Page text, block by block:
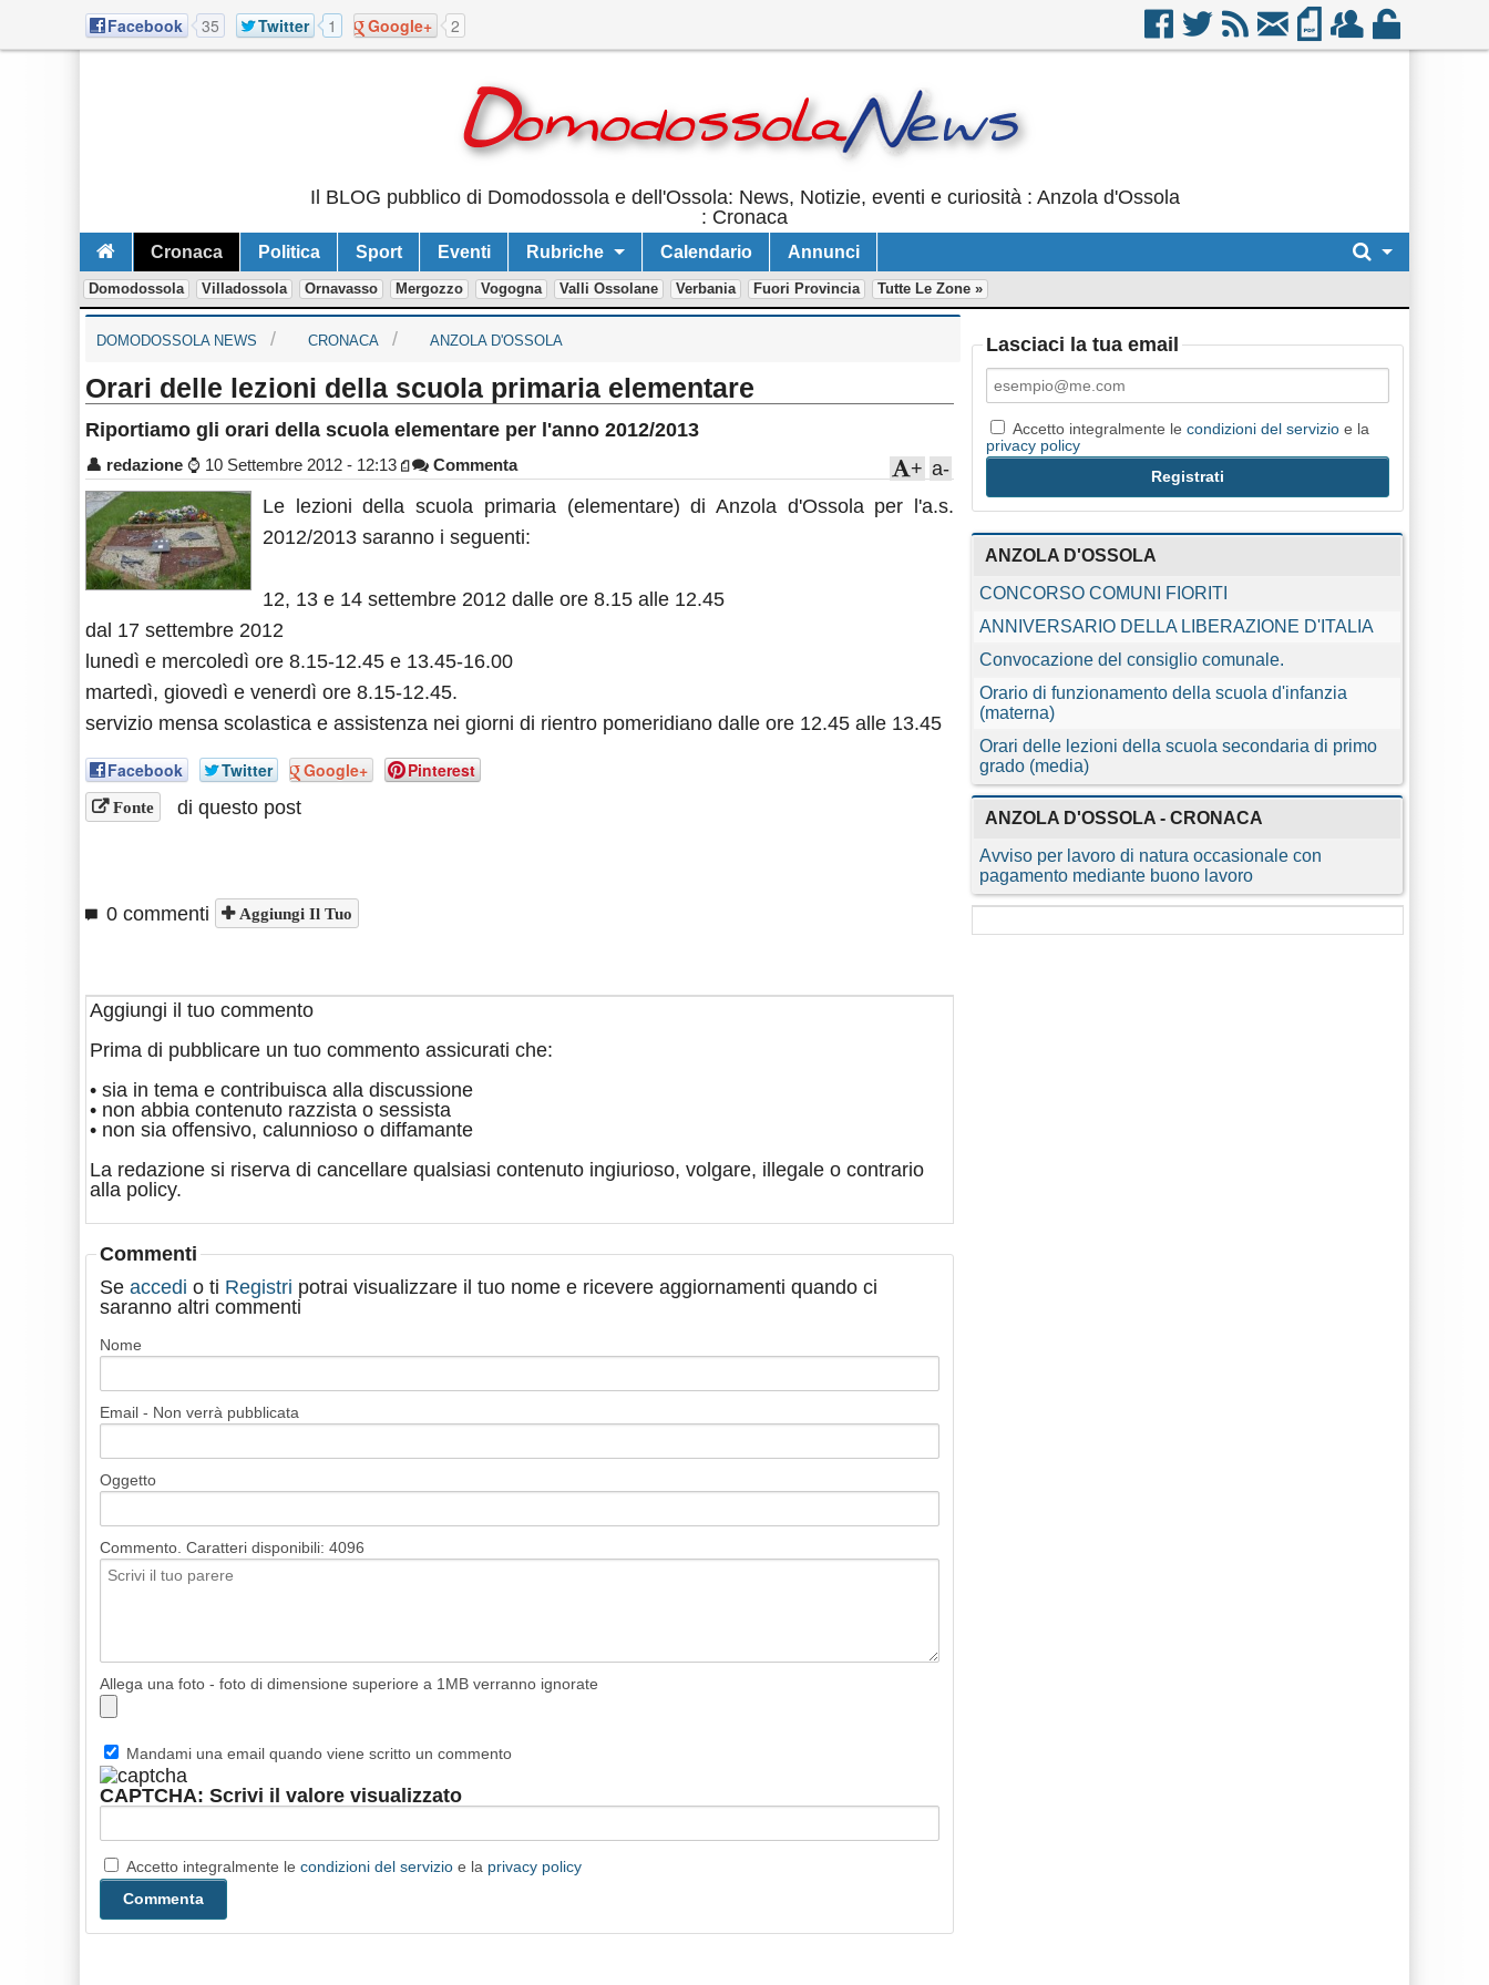
Facebook 35 Twitter 1 Google+ 2
Il BLOG pubblico di Domodossola e dell'Ossola: News, Notizie, eventi e curiosità : Anzola d'Ossola
: Cronaca
Cronaca Politica Sport Eventi Rubriche Calendario Annunci
Domodossola Villadossola Ornavasso Mergozzo Vogogna Valli Ossolane Verbania Fuori Provincia Tutte Le Zone »
DOMODOSSOLA NEWS CRONACA ANZOLA D'OSSOLA
Orari delle lezioni della scuola primaria elementare
Riportiamo gli orari della scuola elementare per l'anno 2012/2013
👤 redazione ⌚ 10 Settembre 2012 - 12:13 Commenta a-
+
Le lezioni della scuola primaria (elementare) di Anzola d'Ossola per l'a.s.
2012/2013 saranno i seguenti:
12, 13 e 14 settembre 2012 dalle ore 8.15 alle 12.45
dal 17 settembre 2012
lunedì e mercoledì ore 8.15-12.45 e 13.45-16.00
martedì, giovedì e venerdì ore 8.15-12.45.
servizio mensa scolastica e assistenza nei giorni di rientro pomeridiano dalle ore 12.45 alle 13.45
Facebook Twitter Google+ Pinterest
Fonte di questo post
0 commenti Aggiungi Il Tuo
Aggiungi il tuo commento
Prima di pubblicare un tuo commento assicurati che:
• sia in tema e contribuisca alla discussione
• non abbia contenuto razzista o sessista
• non sia offensivo, calunnioso o diffamante
La redazione si riserva di cancellare qualsiasi contenuto ingiurioso, volgare, illegale o contrario
alla policy.
Commenti
Se accedi o ti Registri potrai visualizzare il tuo nome e ricevere aggiornamenti quando ci
saranno altri commenti
Nome
Email - Non verrà pubblicata
Oggetto
Commento. Caratteri disponibili: 4096
Allega una foto - foto di dimensione superiore a 1MB verranno ignorate
Mandami una email quando viene scritto un commento
CAPTCHA: Scrivi il valore visualizzato
Accetto integralmente le condizioni del servizio e la privacy policy
Lasciaci la tua email
Accetto integralmente lecondizioni del servizio e la
privacy policy
ANZOLA D'OSSOLA
CONCORSO COMUNI FIORITI
ANNIVERSARIO DELLA LIBERAZIONE D'ITALIA
Convocazione del consiglio comunale.
Orario di funzionamento della scuola d'infanzia
(materna)
Orari delle lezioni della scuola secondaria di primo
grado (media)
ANZOLA D'OSSOLA - CRONACA
Avviso per lavoro di natura occasionale con
pagamento mediante buono lavoro